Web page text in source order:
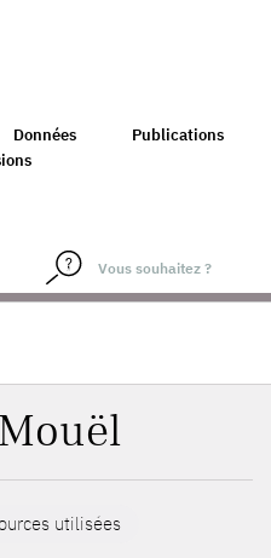
Données
Publications
utilisées